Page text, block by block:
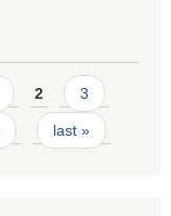
2 3
last »